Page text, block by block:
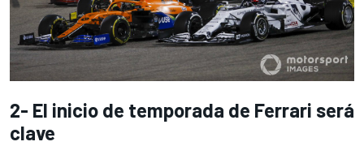
2- El inicio de temporada de Ferrari será
clave